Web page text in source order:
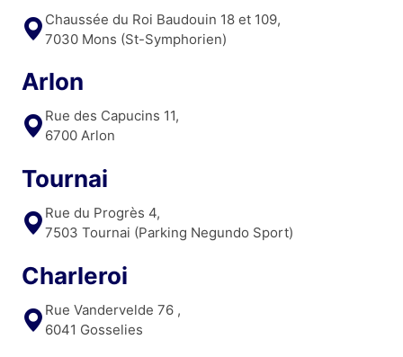
Chaussée du Roi Baudouin 18 et 109,
7030 Mons (St-Symphorien)
Arlon
Rue des Capucins 11,
6700 Arlon
Tournai
Rue du Progrès 4,
7503 Tournai (Parking Negundo Sport)
Charleroi
Rue Vandervelde 76 ,
6041 Gosselies